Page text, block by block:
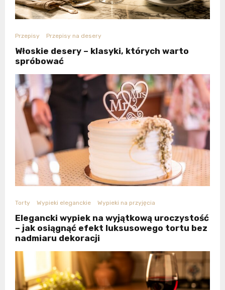
Przepisy Przepisy na desery
Włoskie desery – klasyki, których warto
spróbować
Torty Wypieki eleganckie Wypieki na przyjęcia
Elegancki wypiek na wyjątkową uroczystość
– jak osiągnąć efekt luksusowego tortu bez
nadmiaru dekoracji